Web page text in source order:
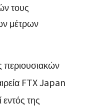
τους
μέτρων
περιουσιακών
FTX Japan
εντός της